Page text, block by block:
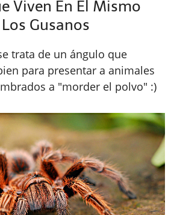
Viven En El Mismo
Gusanos
trata de un ángulo que
para presentar a animales
a "morder el polvo" :)